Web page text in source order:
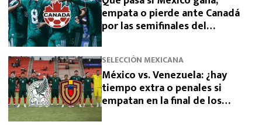
empata o pierde ante Canadá
por las semifinales del
SELECCIÓN MEXICANA
México vs. Venezuela: ¿hay
tiempo extra o penales si
empatan en la final de los